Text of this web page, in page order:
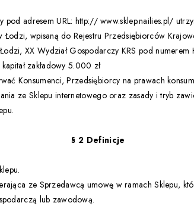
pod adresem URL: http:// www.sklep.nailies.pl/
wpisaną do Rejestru Przedsiębiorców
XX Wydział Gospodarczy KRS pod
zakładowy 5.000 zł
Konsumenci, Przedsiębiorcy na prawach
ze Sklepu internetowego oraz zasady i tryb
§ 2 Definicje
ze Sprzedawcą umowę w ramach Sklepu,
lub zawodową.